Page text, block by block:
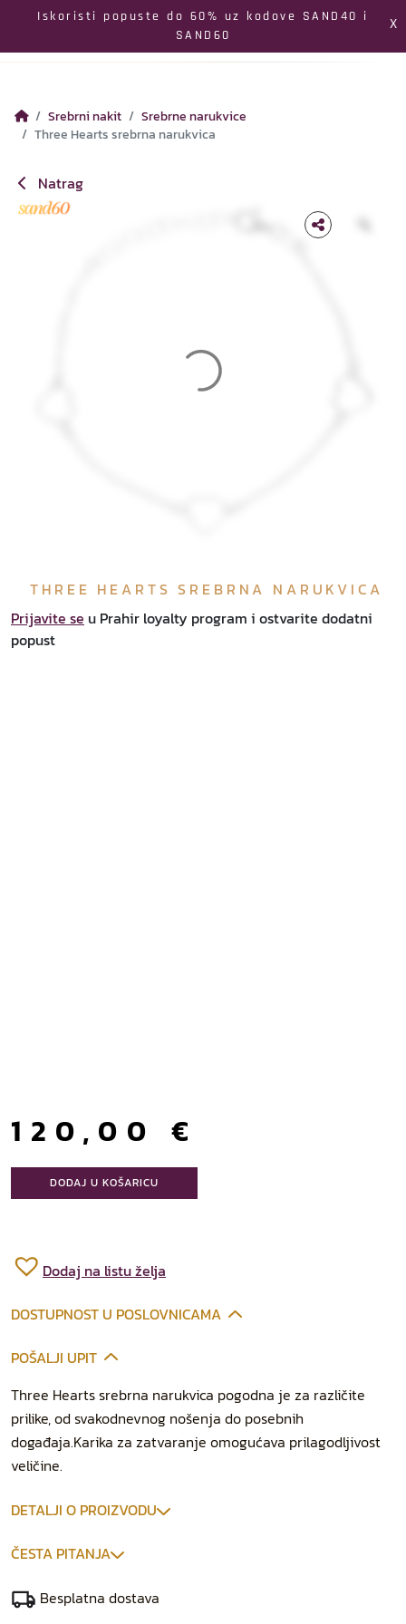
Iskoristi popuste do 60% uz kodove SAND40 i
SAND60
X
Izbornik
Profil Pretraga
Srebrni nakit
Srebrne narukvice
Three Hearts srebrna narukvica
Natrag
THREE HEARTS SREBRNA NARUKVICA
Prijavite se u Prahir loyalty program i ostvarite dodatni
popust
120,00 €
DODAJ U KOŠARICU
Dodaj na listu želja
DOSTUPNOST U POSLOVNICAMA
POŠALJI UPIT
Three Hearts srebrna narukvica pogodna je za različite
prilike, od svakodnevnog nošenja do posebnih
događaja.Karika za zatvaranje omogućava prilagodljivost
veličine.
DETALJI O PROIZVODU
ČESTA PITANJA
Besplatna dostava